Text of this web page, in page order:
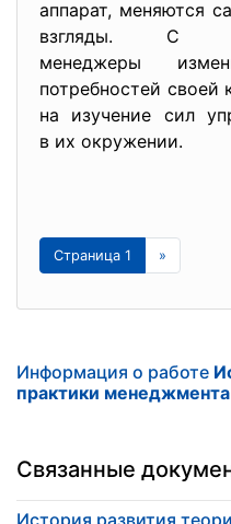
аппарат, меняются
взгляды. С
менеджеры
потребностей своей
на изучение сил
в их окружении.
Страница 1 »
Информация о работе
практики менеджмента
Связанные
История развития